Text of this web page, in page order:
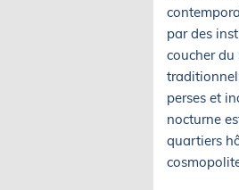
par des
coucher du
perses et
nocturne
quartiers